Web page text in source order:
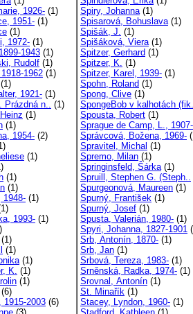
1926- (1)
1951- (1)
(1)
1972- (1)
1943 (1)
Rudolf (1)
1962 (1)
1921- (1)
Prázdná n.. (1)
(1)
(1)
1954- (2)
(1)
(1)
(1)
1948- (1)
1993- (1)
(1)
(1)
(1)
K. (1)
(1)
(6)
1915-2003 (6)
Spiry, Johanna(1)
Spisarová, Bohuslava(1)
Spišák, J. (1)
Spišáková, Viera(1)
Spitzer, Gerhard (1)
Spitzer, K. (1)
Spitzer, Karel, 1939- (1)
Spohn, Roland (1)
Spong, Clive (1)
SpongeBob v kalhotách
Spousta, Robert (1)
Sprague de Camp, L., 1907-
Správcová, Božena, 1969-
Spravitel, Michal (1)
Spremo, Milan (1)
Springinsfeld, Šárka(1)
Spruill, Stephen G. (Steph..
Spurgeonová, Maureen (1)
Spurný, František (1)
Spurný, Josef (1)
Spusta, Valerián, 1980- (1)
Spyri, Johanna, 1827-1901
Srb, Antonín, 1870- (1)
Srb, Jan (1)
Srbová, Tereza, 1983- (1)
Srněnská, Radka, 1974- (1)
Srovnal, Antonín (1)
St. Minařík (1)
Stacey, Lyndon, 1960- (1)